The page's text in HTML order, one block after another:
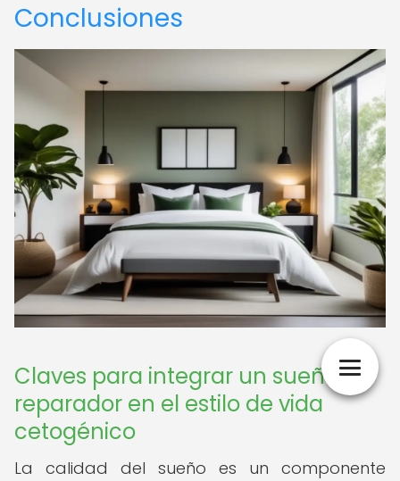
Conclusiones
Claves para integrar un sueño
reparador en el estilo de vida
cetogénico
La calidad del sueño es un componente